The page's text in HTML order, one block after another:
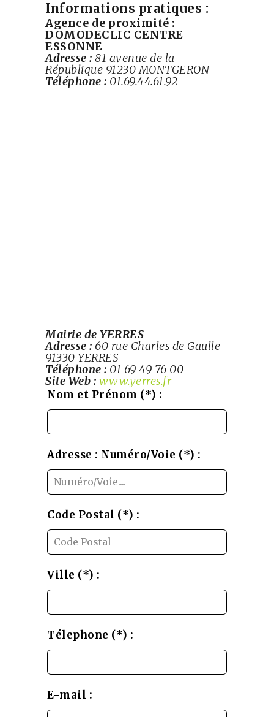
Informations pratiques :
Agence de proximité :
DOMODECLIC CENTRE
ESSONNE
Adresse : 81 avenue de la
République 91230 MONTGERON
Téléphone : 01.69.44.61.92
Mairie de YERRES
Adresse : 60 rue Charles de Gaulle
91330 YERRES
Téléphone : 01 69 49 76 00
Site Web : www.yerres.fr
Leave
field
Nom et Prénom (*) :
Adresse : Numéro/Voie (*) :
Code Postal (*) :
Ville (*) :
Télephone (*) :
E-mail :